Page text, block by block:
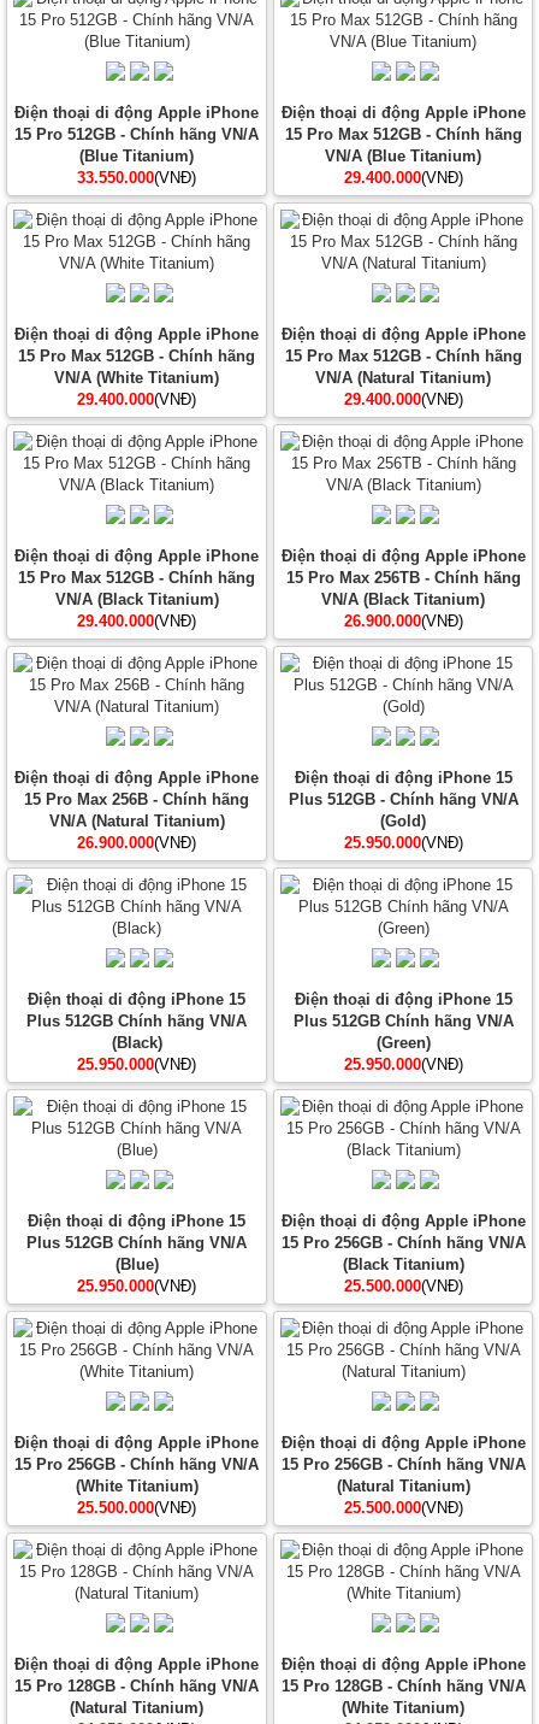
Điện thoại di động Apple iPhone
15 Pro 512GB - Chính hãng VN/A
(Blue Titanium)
33.550.000(VNĐ)
Điện thoại di động Apple iPhone
15 Pro Max 512GB - Chính hãng
VN/A (Blue Titanium)
29.400.000(VNĐ)
Điện thoại di động Apple iPhone
15 Pro Max 512GB - Chính hãng
VN/A (White Titanium)
29.400.000(VNĐ)
Điện thoại di động Apple iPhone
15 Pro Max 512GB - Chính hãng
VN/A (Natural Titanium)
29.400.000(VNĐ)
Điện thoại di động Apple iPhone
15 Pro Max 512GB - Chính hãng
VN/A (Black Titanium)
29.400.000(VNĐ)
Điện thoại di động Apple iPhone
15 Pro Max 256TB - Chính hãng
VN/A (Black Titanium)
26.900.000(VNĐ)
Điện thoại di động Apple iPhone
15 Pro Max 256B - Chính hãng
VN/A (Natural Titanium)
26.900.000(VNĐ)
Điện thoại di động iPhone 15
Plus 512GB - Chính hãng VN/A
(Gold)
25.950.000(VNĐ)
Điện thoại di động iPhone 15
Plus 512GB Chính hãng VN/A
(Black)
25.950.000(VNĐ)
Điện thoại di động iPhone 15
Plus 512GB Chính hãng VN/A
(Green)
25.950.000(VNĐ)
Điện thoại di động iPhone 15
Plus 512GB Chính hãng VN/A
(Blue)
25.950.000(VNĐ)
Điện thoại di động Apple iPhone
15 Pro 256GB - Chính hãng VN/A
(Black Titanium)
25.500.000(VNĐ)
Điện thoại di động Apple iPhone
15 Pro 256GB - Chính hãng VN/A
(White Titanium)
25.500.000(VNĐ)
Điện thoại di động Apple iPhone
15 Pro 256GB - Chính hãng VN/A
(Natural Titanium)
25.500.000(VNĐ)
Điện thoại di động Apple iPhone
15 Pro 128GB - Chính hãng VN/A
(Natural Titanium)
Điện thoại di động Apple iPhone
15 Pro 128GB - Chính hãng VN/A
(White Titanium)